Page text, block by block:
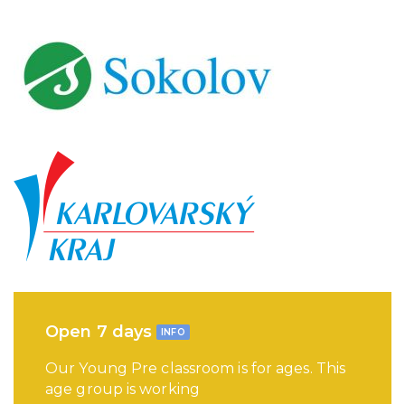
Open 7 days INFO
Our Young Pre classroom is for ages. This
age group is working